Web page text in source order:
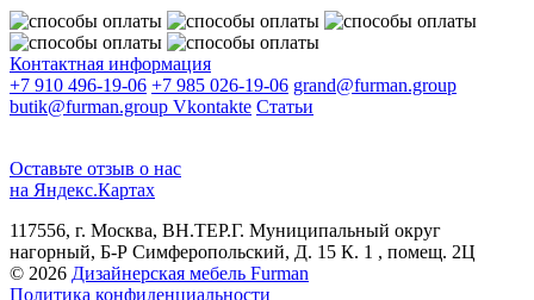
Контактная информация
+7 910 496-19-06 +7 985 026-19-06 grand@furman.group
butik@furman.group Vkontakte Статьи
Оставьте отзыв о нас
на Яндекс.Картах
117556, г. Москва, ВН.ТЕР.Г. Муниципальный округ
нагорный, Б-Р Симферопольский, Д. 15 К. 1 , помещ. 2Ц
© 2026 Дизайнерская мебель Furman
Политика конфиденциальности